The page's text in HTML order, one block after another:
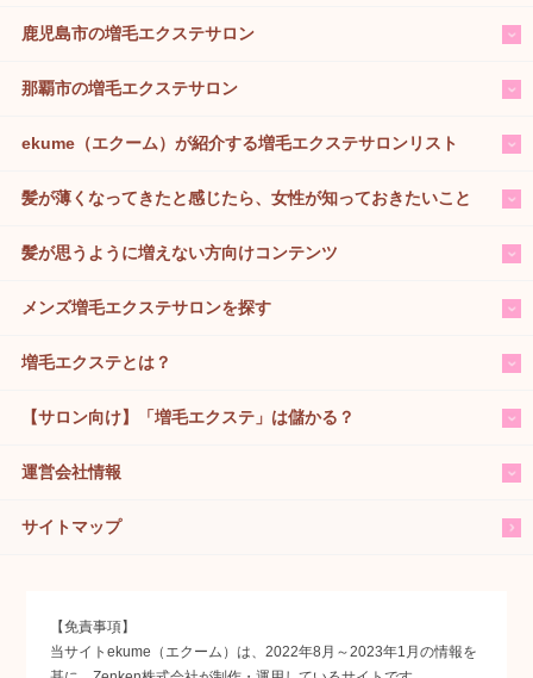
鹿児島市の増毛エクステサロン
那覇市の増毛エクステサロン
ekume（エクーム）が紹介する増毛エクステサロンリスト
髪が薄くなってきたと感じたら、女性が知っておきたいこと
髪が思うように増えない方向けコンテンツ
メンズ増毛エクステサロンを探す
増毛エクステとは？
【サロン向け】「増毛エクステ」は儲かる？
運営会社情報
サイトマップ
【免責事項】
当サイトekume（エクーム）は、2022年8月～2023年1月の情報を